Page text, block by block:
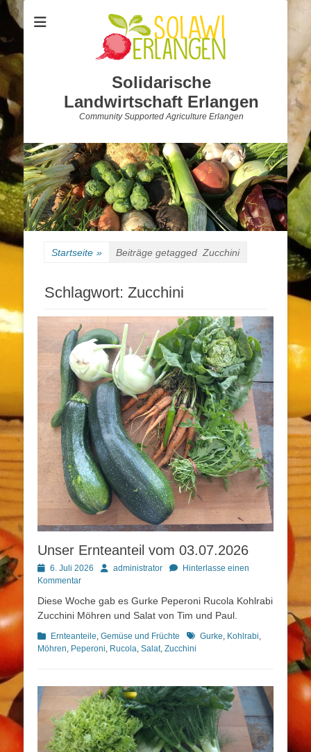
Solidarische
Landwirtschaft Erlangen
Community Supported Agriculture Erlangen
Startseite » Beiträge getagged Zucchini
Schlagwort: Zucchini
Unser Ernteanteil vom 03.07.2026
Posted
on
6. Juli 2026 Autoradministrator
Hinterlasse einen
Kommentar
Diese Woche gab es Gurke Peperoni Rucola Kohlrabi
Zucchini Möhren und Salat von Tim und Paul.
Kategorien
Ernteanteile Gemüse und Früchte Schlagworte
Gurke Kohlrabi
Möhren Peperoni Rucola Salat, Zucchini